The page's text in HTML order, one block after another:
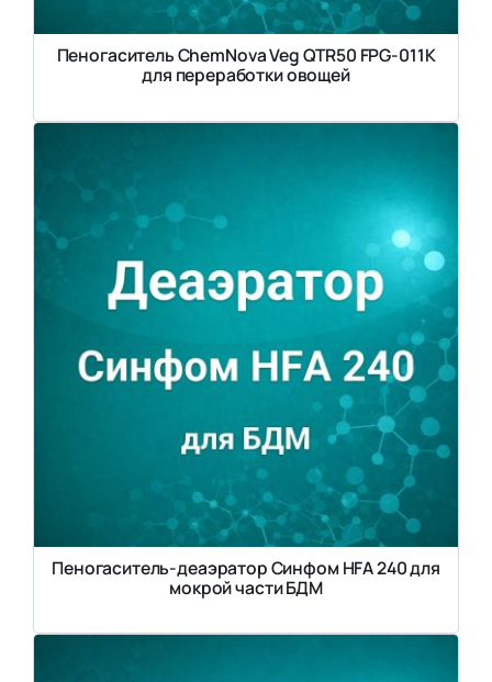
Пеногаситель ChemNova Veg QTR50 FPG-011K
для переработки овощей
Пеногаситель-деаэратор Синфом HFA 240 для
мокрой части БДМ